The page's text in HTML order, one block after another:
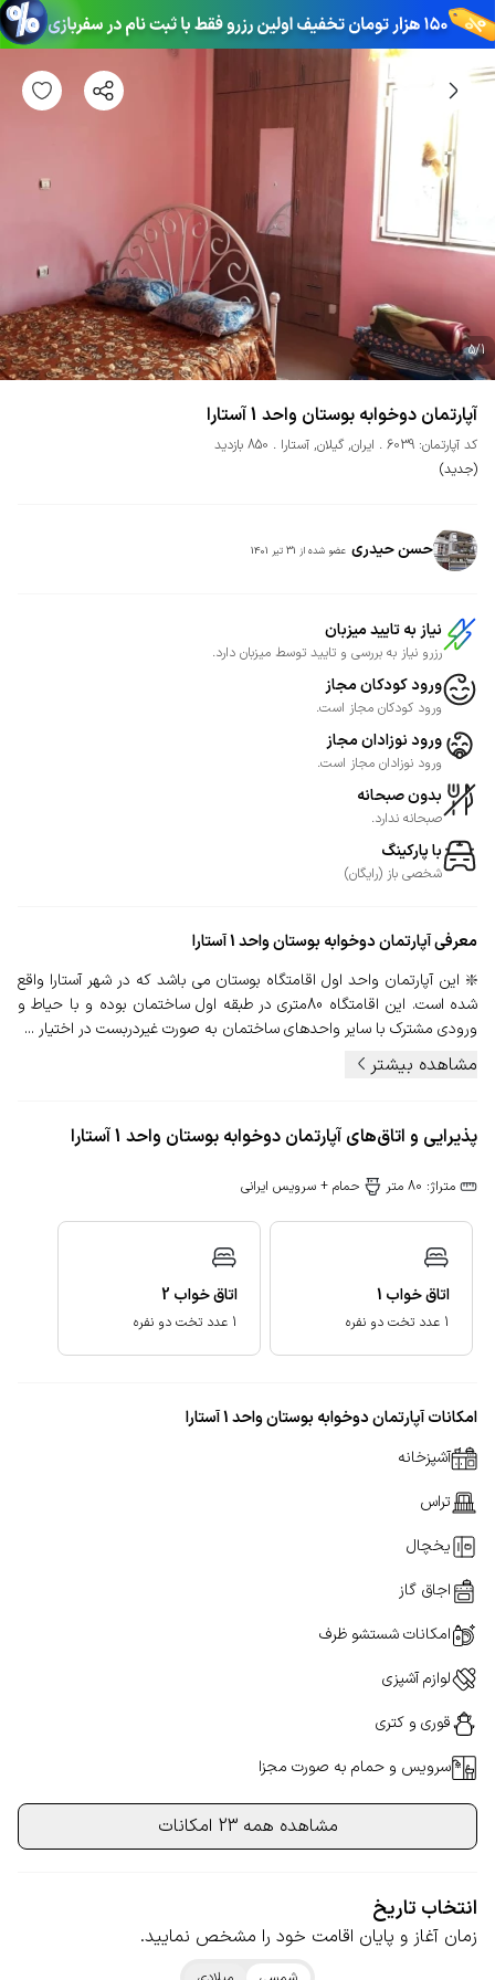
5/1
آپارتمان دوخوابه بوستان واحد 1 آستارا
کد آپارتمان: 6039 ایران, گیلان, آستارا
850 بازدید
(جدید)
حسن حیدری عضو شده از 31 تیر 1401
نیاز به تایید میزبان
رزرو نیاز به بررسی و تایید توسط میزبان دارد.
ورود کودکان مجاز
ورود کودکان مجاز است.
ورود نوزادان مجاز
ورود نوزادان مجاز است.
بدون صبحانه
صبحانه ندارد.
با پارکینگ
شخصی باز (رایگان)
معرفیآپارتمان دوخوابه بوستان واحد 1 آستارا
❇️ این آپارتمان واحد اول اقامتگاه بوستان می باشد که در شهر آستارا واقع
شده است. این اقامتگاه 80متری در طبقه اول ساختمان بوده و با حیاط و
ورودی مشترک با سایر واحدهای ساختمان به صورت غیردربست در اختیار ...
مشاهده بیشتر
پذیرایی و اتاق‌های آپارتمان دوخوابه بوستان واحد 1 آستارا
متراژ: 80 متر حمام + سرویس ایرانی
اتاق خواب 1
1 عدد تخت دو نفره
اتاق خواب 2
1 عدد تخت دو نفره
امکانات آپارتمان دوخوابه بوستان واحد 1 آستارا
آشپزخانه
تراس
یخچال
اجاق گاز
امکانات شستشو ظرف
لوازم آشپزی
قوری و کتری
سرویس و حمام به صورت مجزا
مشاهده همه 23 امکانات
انتخاب تاریخ
زمان آغاز و پایان اقامت خود را مشخص نمایید.